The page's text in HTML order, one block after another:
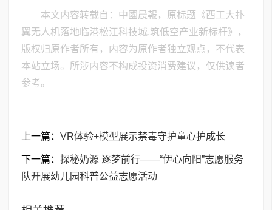
本文内容转载自：中國晨報，原标题《西工大扑
翼无人机落地临港松江科技城,筑低空产业新标杆》，
版权归原作者所有，内容为原作者独立观点，不代表
本站立场。所涉内容不构成投资消费建议，仅供读者
参考。
上一篇： VR体验+模型展示禁毒守护童心护成长
下一篇： ​探秘奶源 逐梦前行——“伊心向阳”志愿服务
队开展幼儿园科普公益志愿活动